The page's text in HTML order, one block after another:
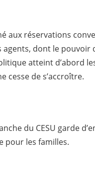
aux réservations
dont le pouvoir
atteint d’abord
cesse de s’accroître.
du CESU garde
pour les familles.